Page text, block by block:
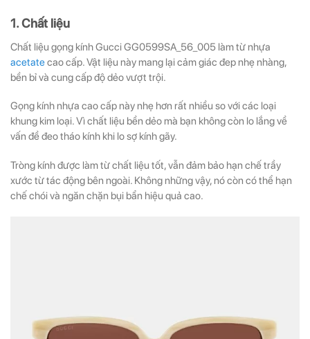
1. Chất liệu
Chất liệu gọng kính Gucci GG0599SA_56_005 làm từ nhựa
acetatecao cấp. Vật liệu này mang lại cảm giác đep nhẹ nhàng,
bền bỉ và cung cấp độ dẻo vượt trội.
Gọng kính nhựa cao cấp này nhẹ hơn rất nhiều so với các loại
khung kim loại. Vì chất liệu bền dẻo mà bạn không còn lo lắng về
vấn đề đeo tháo kính khi lo sợ kính gãy.
Tròng kính được làm từ chất liệu tốt, vẫn đảm bảo hạn chế trầy
xước từ tác động bên ngoài. Không những vậy, nó còn có thể hạn
chế chói và ngăn chặn bụi bẩn hiệu quả cao.